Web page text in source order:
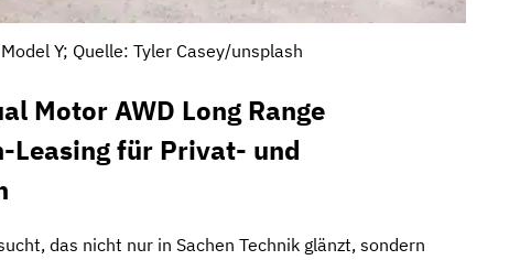
Y; Quelle: Tyler Casey/unsplash
Motor AWD Long Range
Leasing für Privat- und
das nicht nur in Sachen Technik glänzt, sondern